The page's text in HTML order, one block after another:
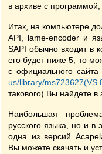
в архиве с
Итак, на компьютере
API, lame-encoder и
SAPI обычно входит в
его будет ниже 5, то
с официального
us/library/
такового) Вы найдете в
Наибольшая
русского языка, но и
одна из версий
Вы можете скачать и